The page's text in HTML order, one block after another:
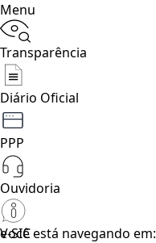
Menu
Transparência
Diário Oficial
PPP
Ouvidoria
e-SIC
Você está navegando em: